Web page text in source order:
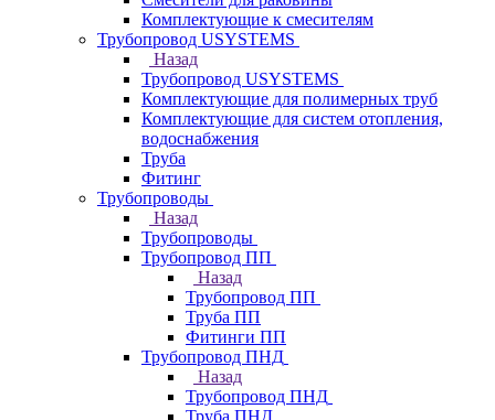
Комплектующие к смесителям
Трубопровод USYSTEMS
Назад
Трубопровод USYSTEMS
Комплектующие для полимерных труб
Комплектующие для систем отопления,
водоснабжения
Труба
Фитинг
Трубопроводы
Назад
Трубопроводы
Трубопровод ПП
Назад
Трубопровод ПП
Труба ПП
Фитинги ПП
Трубопровод ПНД
Назад
Трубопровод ПНД
Труба ПНД